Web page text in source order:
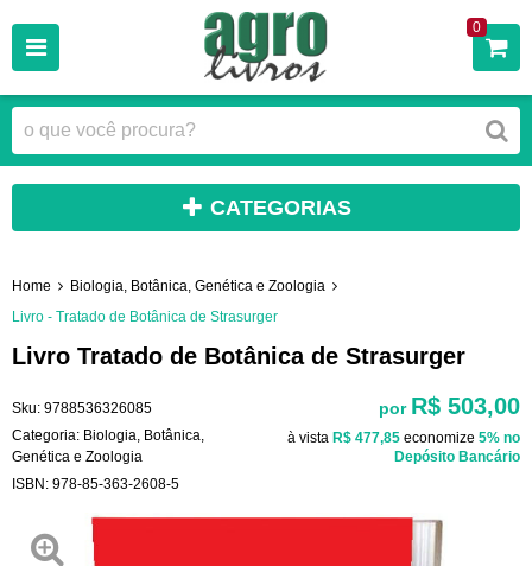
0
CATEGORIAS
Home
Biologia, Botânica, Genética e Zoologia
Livro - Tratado de Botânica de Strasurger
Livro Tratado de Botânica de Strasurger
Sku: 9788536326085
Categoria: Biologia, Botânica,
Genética e Zoologia
ISBN: 978-85-363-2608-5
por R$ 503,00
à vista R$ 477,85 economize 5% no
Depósito Bancário